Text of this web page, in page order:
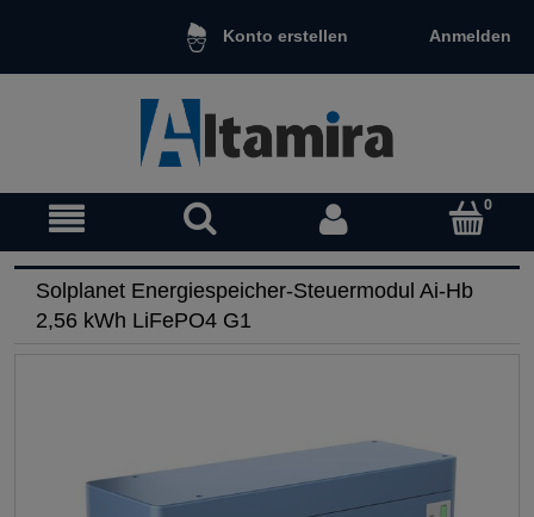
Konto erstellen Anmelden
Solplanet Energiespeicher-Steuermodul Ai-Hb
2,56 kWh LiFePO4 G1